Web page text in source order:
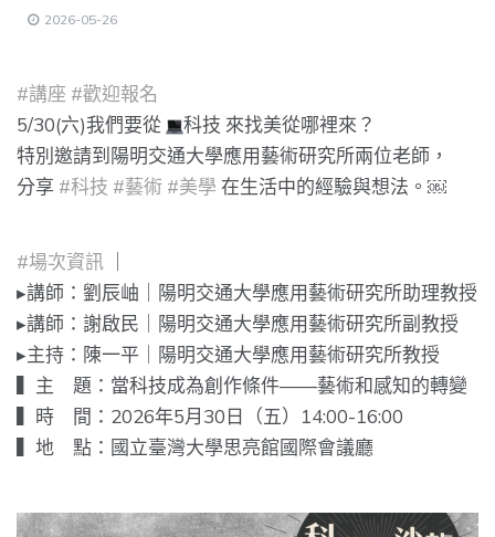
2026-05-26
#講座 #歡迎報名
5/30(六)我們要從
科技 來找美從哪裡來？
特別邀請到陽明交通大學應用藝術研究所兩位老師，
分享 #科技 #藝術 #美學 在生活中的經驗與想法。￼
#場次資訊
▸講師：劉辰岫｜陽明交通大學應用藝術研究所助理教授
▸講師：謝啟民｜陽明交通大學應用藝術研究所副教授
▸主持：陳一平｜陽明交通大學應用藝術研究所教授
▍主 題：當科技成為創作條件——藝術和感知的轉變
▍時 間：2026年5月30日（五）14:00-16:00
▍地 點：國立臺灣大學思亮館國際會議廳